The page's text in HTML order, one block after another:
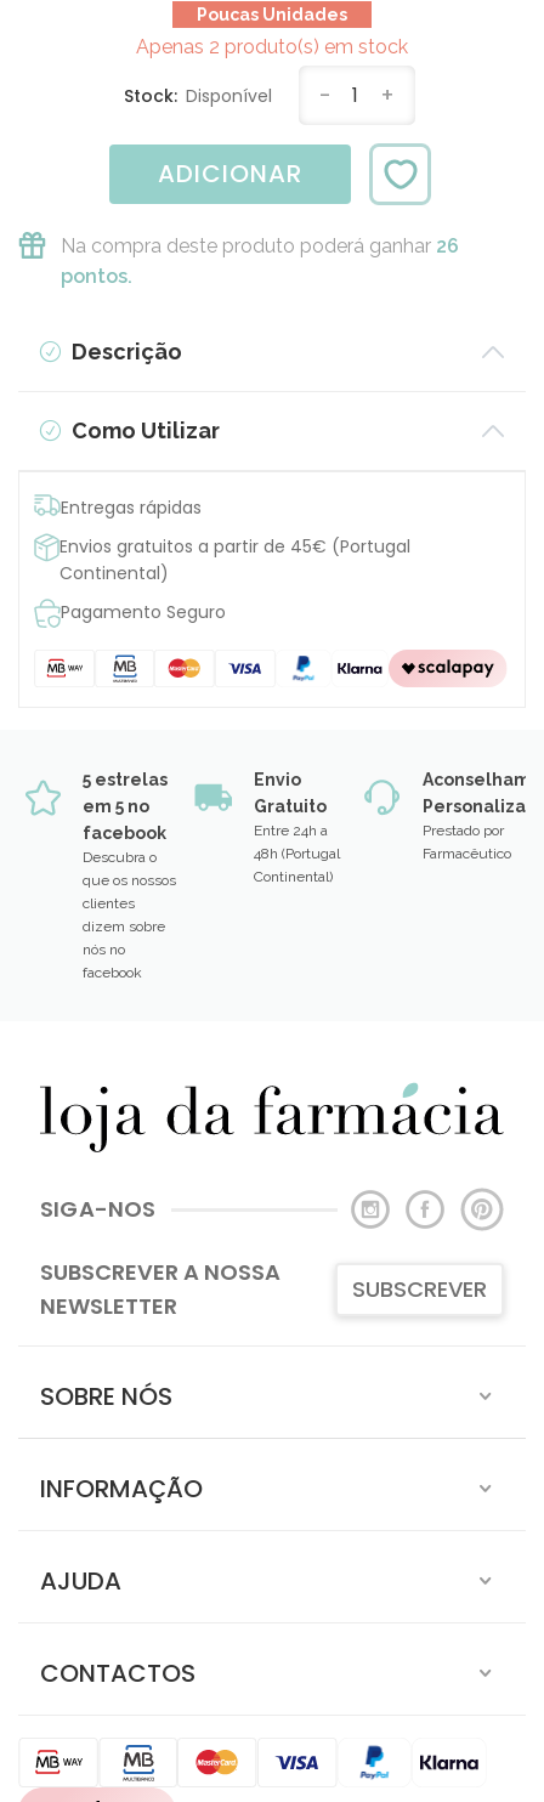
Poucas Unidades
Apenas 2 produto(s) em stock
Stock: Disponível - 1 +
ADICIONAR
Na compra deste produto poderá ganhar 26
pontos.
Descrição
Como Utilizar
Entregas rápidas
Envios gratuitos a partir de 45€ (Portugal
Continental)
Pagamento Seguro
5 estrelas
em 5 no
facebook
Descubra o
que os nossos
clientes
dizem sobre
nós no
facebook
Envio
Gratuito
Entre 24h a
48h (Portugal
Continental)
Prestado por
Farmacêutico
SIGA-NOS
SUBSCREVER A NOSSA
NEWSLETTER
SUBSCREVER
SOBRE NÓS
INFORMAÇÃO
AJUDA
CONTACTOS